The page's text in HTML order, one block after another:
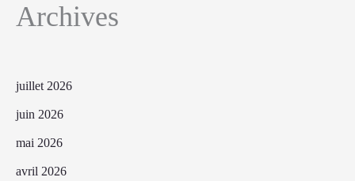
Archives
juillet 2026
juin 2026
mai 2026
avril 2026